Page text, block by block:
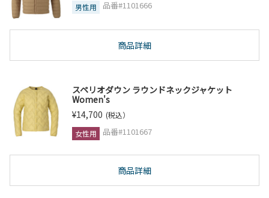
男性用
品番#1101666
商品詳細
スペリオダウン ラウンドネックジャケット
Women's
¥14,700 (税込）
女性用
品番#1101667
商品詳細